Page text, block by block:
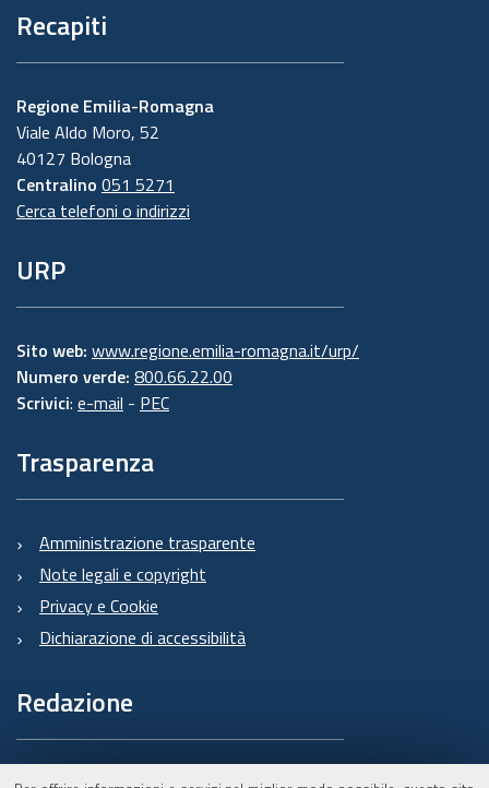
Recapiti
Regione Emilia-Romagna
Viale Aldo Moro, 52
40127 Bologna
Centralino 051 5271
Cerca telefoni o indirizzi
URP
Sito web: www.regione.emilia-romagna.it/urp/
Numero verde: 800.66.22.00
Scrivici: e-mail - PEC
Trasparenza
Amministrazione trasparente
Note legali e copyright
Privacy e Cookie
Dichiarazione di accessibilità
Redazione
Informazioni sul Burert